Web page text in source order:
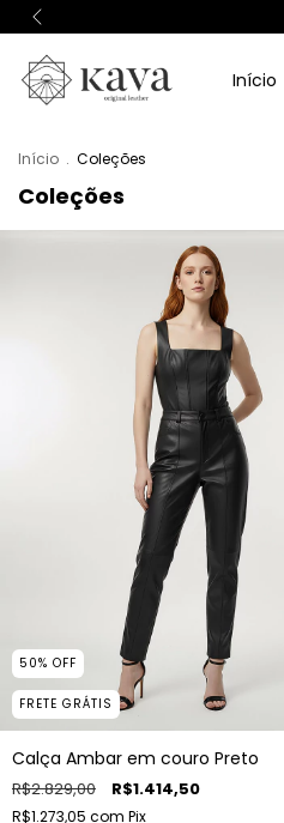
Início
Início . Coleções
Coleções
50% OFF
FRETE GRÁTIS
Calça Ambar em couro Preto
R$2.829,00 R$1.414,50
R$1.273,05 com Pix